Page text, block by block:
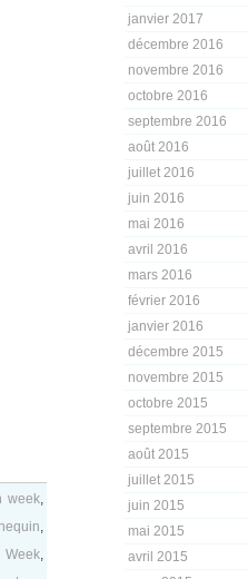
janvier 2017
décembre 2016
novembre 2016
octobre 2016
septembre 2016
août 2016
juillet 2016
juin 2016
mai 2016
avril 2016
mars 2016
février 2016
janvier 2016
décembre 2015
novembre 2015
octobre 2015
septembre 2015
août 2015
juillet 2015
juin 2015
mai 2015
avril 2015
week,
,
Week,